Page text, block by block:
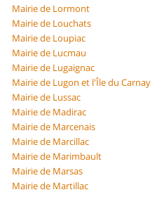
Mairie de Lormont
Mairie de Louchats
Mairie de Loupiac
Mairie de Lucmau
Mairie de Lugaignac
Mairie de Lugon et l'Île du Carnay
Mairie de Lussac
Mairie de Madirac
Mairie de Marcenais
Mairie de Marcillac
Mairie de Marimbault
Mairie de Marsas
Mairie de Martillac